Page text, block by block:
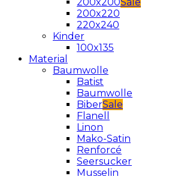
200x220
220x240
Kinder
100x135
Material
Baumwolle
Batist
Baumwolle
Biber
Flanell
Linon
Mako-Satin
Renforcé
Seersucker
Musselin